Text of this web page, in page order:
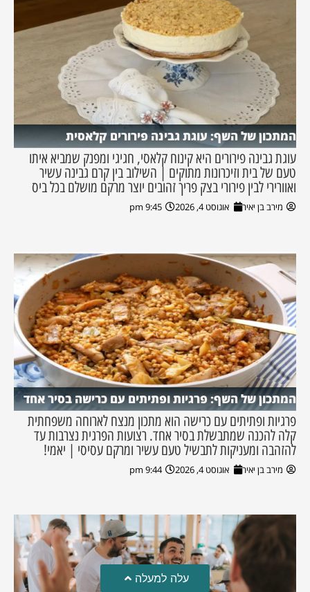
המתכון של השף: עוגת גבינה פירורים קלאסית
עוגת גבינה פירורים היא קינוח קלאסי, חגיגי ומפנק שמביא איתו
טעם של בית וזיכרונות מתוקים | השילוב בין קרם גבינה עשיר
ואוורירי לבין פירורי בצק פריך זהובים יוצר מרקם מושלם בכל ביס
מירב בן יאיר אוגוסט 4, 2026 9:45 pm
המתכון של השף: פרגיות ופתיתים עם כרישה בסיר אחד
פרגיות ופתיתים עם כרישה הוא מתכון מנצח לארוחה משפחתית
קלה להכנה שמתבשלת בסיר אחד. רצועות הפרגית נצרבות עד
להזהבה ומעניקות לתבשיל טעם עשיר ומרקם עסיסי | יאמי!
מירב בן יאיר אוגוסט 4, 2026 9:44 pm
עלה למעלה